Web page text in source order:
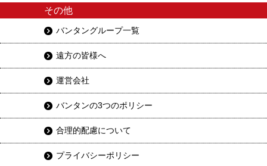
その他
バンタングループ一覧
遠方の皆様へ
運営会社
バンタンの3つのポリシー
合理的配慮について
プライバシーポリシー